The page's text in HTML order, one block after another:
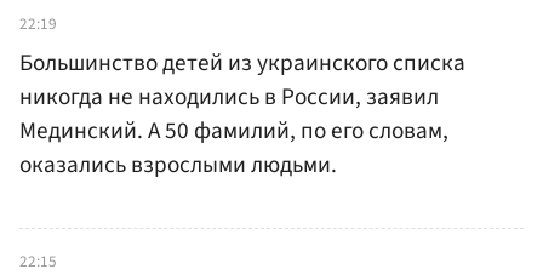
22:19
Большинство детей из украинского списка
никогда не находились в России, заявил
Мединский. А 50 фамилий, по его словам,
оказались взрослыми людьми.
22:15